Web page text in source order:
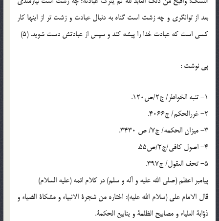
بعد از توانگری و چه زشت است گناه به دنبال عبادت و زشت تر از اینها کار
کسی است که عبادت خدا را پیشه کند و سپس از عبادتش دست شوید. (5)
پي نوشت :
1- تنبه الخواطر/ ج2/ص120.
2- غررالحکم/ ج4066.
3- میزان الحکمه/ ج7/ ص 3430.
4- اصول کافی/ج2/ص55.
5- تحف العقول/ ج397.
پیامبر اعظم (صلی الله علیه و آله و سلم) در کلام ائمه (علیه السلام)
قال الامام علی (سلام الله علیه): اختاره من شجرة الانبیاء و مشکاة الضیاء و
ذؤابة العلیاء و مصابیح الظلمة و ینابیع الحکمة.